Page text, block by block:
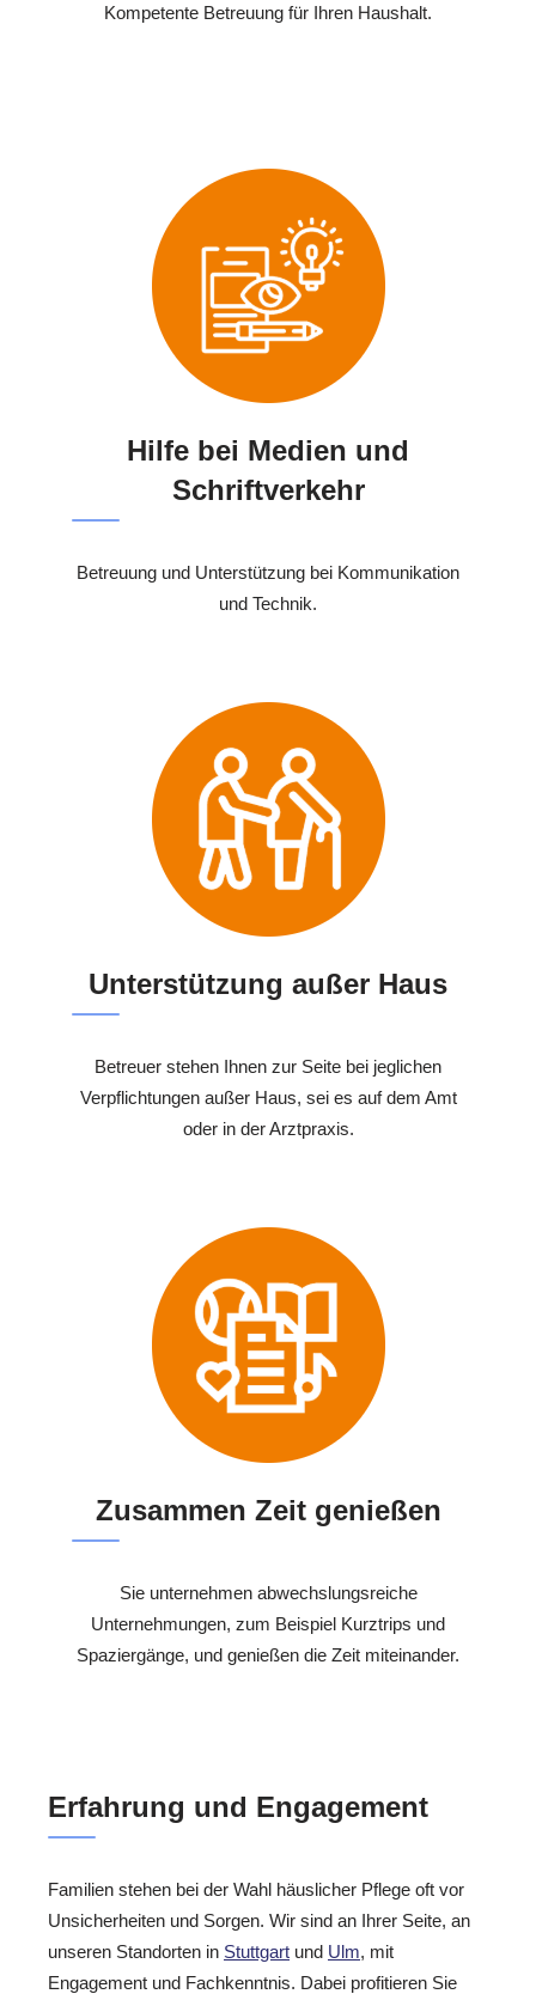
Kompetente Betreuung für Ihren Haushalt.
Hilfe bei Medien und
Schriftverkehr
Betreuung und Unterstützung bei Kommunikation
und Technik.
Unterstützung außer Haus
Betreuer stehen Ihnen zur Seite bei jeglichen
Verpflichtungen außer Haus, sei es auf dem Amt
oder in der Arztpraxis.
Zusammen Zeit genießen
Sie unternehmen abwechslungsreiche
Unternehmungen, zum Beispiel Kurztrips und
Spaziergänge, und genießen die Zeit miteinander.
Erfahrung und Engagement
Familien stehen bei der Wahl häuslicher Pflege oft vor
Unsicherheiten und Sorgen. Wir sind an Ihrer Seite, an
unseren Standorten in Stuttgart und Ulm, mit
Engagement und Fachkenntnis. Dabei profitieren Sie